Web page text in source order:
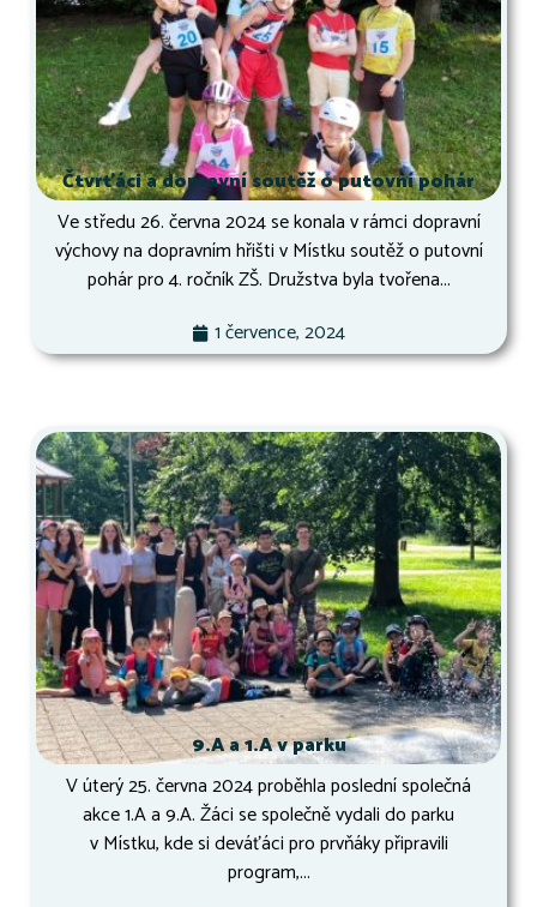
Čtvrťáci a dopravní soutěž o putovní pohár
Ve středu 26. června 2024 se konala v rámci dopravní
výchovy na dopravním hřišti v Místku soutěž o putovní
pohár pro 4. ročník ZŠ. Družstva byla tvořena...
1 července, 2024
9.A a 1.A v parku
V úterý 25. června 2024 proběhla poslední společná
akce 1.A a 9.A. Žáci se společně vydali do parku
v Místku, kde si deváťáci pro prvňáky připravili
program,...